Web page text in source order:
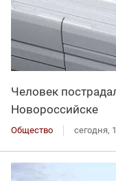
Человек
Новороссийске
Общество сегодня,